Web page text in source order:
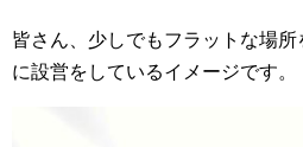
皆さん、少しでもフラットな場
に設営をしているイメージです。